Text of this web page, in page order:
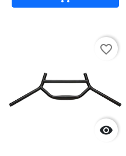

favorite_border